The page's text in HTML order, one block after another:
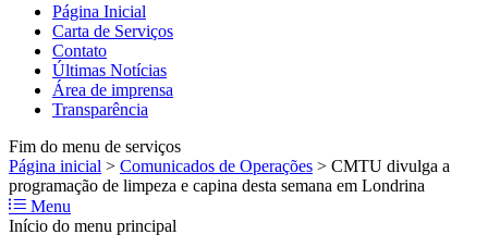
Página Inicial
Carta de Serviços
Contato
Últimas Notícias
Área de imprensa
Transparência
Fim do menu de serviços
Página inicial > Comunicados de Operações > CMTU divulga a
programação de limpeza e capina desta semana em Londrina
Menu
Início do menu principal